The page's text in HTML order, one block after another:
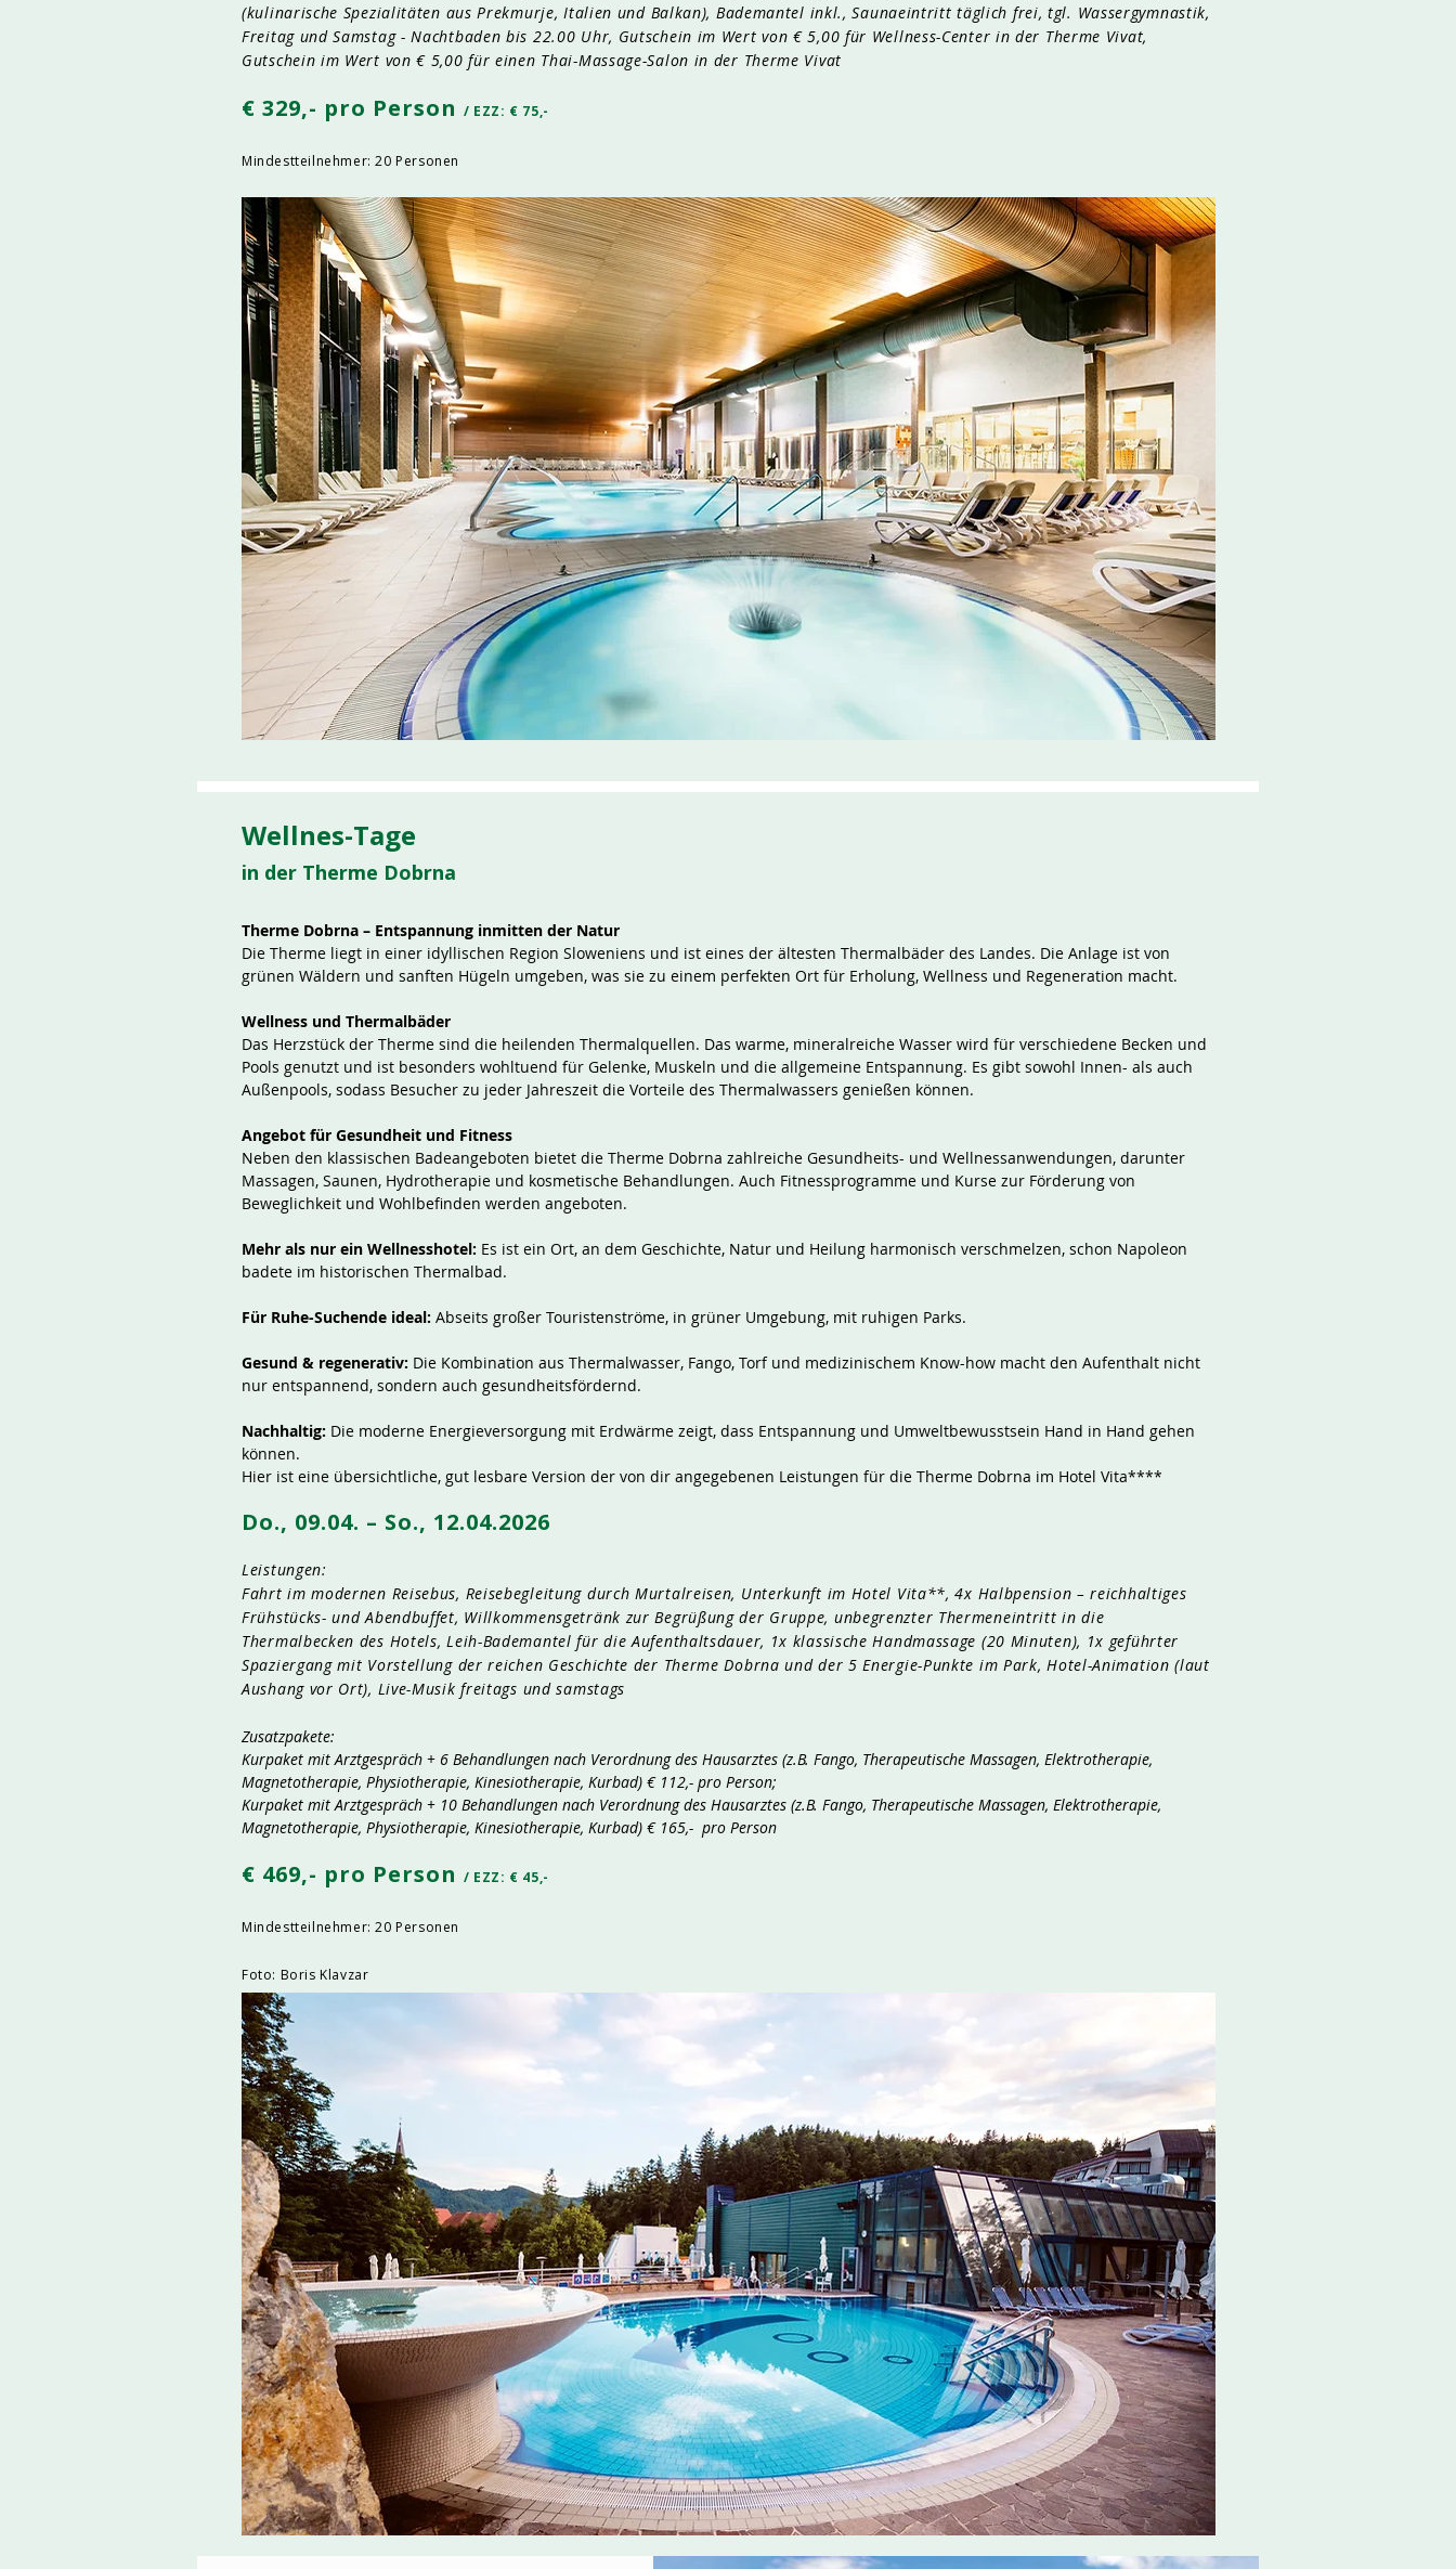
(kulinarische Spezialitäten aus Prekmurje, Italien und Balkan), Bademantel inkl., Saunaeintritt täglich frei, tgl. Wassergymnastik,
Freitag und Samstag - Nachtbaden bis 22.00 Uhr, Gutschein im Wert von € 5,00 für Wellness-Center in der Therme Vivat,
Gutschein im Wert von € 5,00 für einen Thai-Massage-Salon in der Therme Vivat
€ 329,- pro Person / EZZ: € 75,-
Mindestteilnehmer: 20 Personen
Wellnes-Tage
in der Therme Dobrna
Therme Dobrna – Entspannung inmitten der Natur
Die Therme liegt in einer idyllischen Region Sloweniens und ist eines der ältesten Thermalbäder des Landes. Die Anlage ist von
grünen Wäldern und sanften Hügeln umgeben, was sie zu einem perfekten Ort für Erholung, Wellness und Regeneration macht.
Wellness und Thermalbäder
Das Herzstück der Therme sind die heilenden Thermalquellen. Das warme, mineralreiche Wasser wird für verschiedene Becken und
Pools genutzt und ist besonders wohltuend für Gelenke, Muskeln und die allgemeine Entspannung. Es gibt sowohl Innen- als auch
Außenpools, sodass Besucher zu jeder Jahreszeit die Vorteile des Thermalwassers genießen können.
Angebot für Gesundheit und Fitness
Neben den klassischen Badeangeboten bietet die Therme Dobrna zahlreiche Gesundheits- und Wellnessanwendungen, darunter
Massagen, Saunen, Hydrotherapie und kosmetische Behandlungen. Auch Fitnessprogramme und Kurse zur Förderung von
Beweglichkeit und Wohlbefinden werden angeboten.
Mehr als nur ein Wellnesshotel: Es ist ein Ort, an dem Geschichte, Natur und Heilung harmonisch verschmelzen, schon Napoleon
badete im historischen Thermalbad.
Für Ruhe-Suchende ideal: Abseits großer Touristenströme, in grüner Umgebung, mit ruhigen Parks.
Gesund & regenerativ: Die Kombination aus Thermalwasser, Fango, Torf und medizinischem Know-how macht den Aufenthalt nicht
nur entspannend, sondern auch gesundheitsfördernd.
Nachhaltig: Die moderne Energieversorgung mit Erdwärme zeigt, dass Entspannung und Umweltbewusstsein Hand in Hand gehen
können.
Hier ist eine übersichtliche, gut lesbare Version der von dir angegebenen Leistungen für die Therme Dobrna im Hotel Vita****
Do., 09.04. – So., 12.04.2026
Leistungen:
Fahrt im modernen Reisebus, Reisebegleitung durch Murtalreisen, Unterkunft im Hotel Vita**, 4x Halbpension – reichhaltiges
Frühstücks- und Abendbuffet, Willkommensgetränk zur Begrüßung der Gruppe, unbegrenzter Thermeneintritt in die
Thermalbecken des Hotels, Leih-Bademantel für die Aufenthaltsdauer, 1x klassische Handmassage (20 Minuten), 1x geführter
Spaziergang mit Vorstellung der reichen Geschichte der Therme Dobrna und der 5 Energie-Punkte im Park, Hotel-Animation (laut
Aushang vor Ort), Live-Musik freitags und samstags
Zusatzpakete:
Kurpaket mit Arztgespräch + 6 Behandlungen nach Verordnung des Hausarztes (z.B. Fango, Therapeutische Massagen, Elektrotherapie,
Magnetotherapie, Physiotherapie, Kinesiotherapie, Kurbad) € 112,- pro Person;
Kurpaket mit Arztgespräch + 10 Behandlungen nach Verordnung des Hausarztes (z.B. Fango, Therapeutische Massagen, Elektrotherapie,
Magnetotherapie, Physiotherapie, Kinesiotherapie, Kurbad) € 165,- pro Person
€ 469,- pro Person / EZZ: € 45,-
Mindestteilnehmer: 20 Personen
Foto: Boris Klavzar​